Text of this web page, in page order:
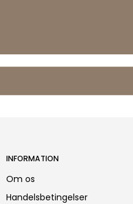
INFORMATION
Om os
Handelsbetingelser